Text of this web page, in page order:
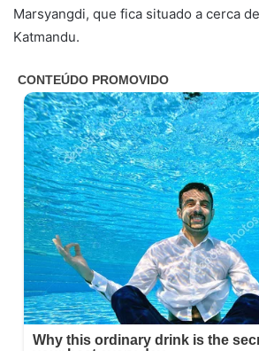
Marsyangdi, que fica situado a cerca
Katmandu.